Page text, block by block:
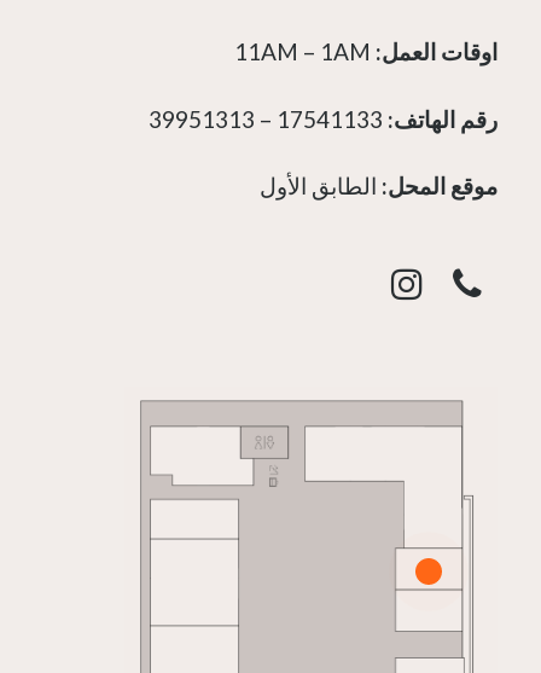
اوقات العمل: 11AM – 1AM
رقم الهاتف:
موقع المحل: الطابق الأول